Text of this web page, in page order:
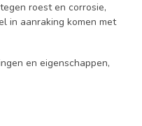
roest en corrosie,
in aanraking komen met
en eigenschappen,